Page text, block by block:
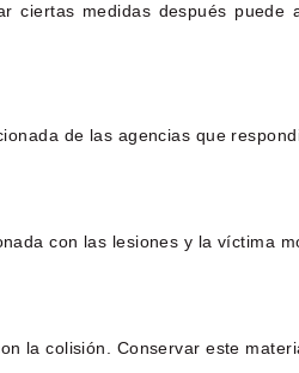
ciertas medidas después puede
de las agencias que
con las lesiones y la víctima
la colisión. Conservar este